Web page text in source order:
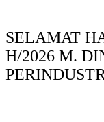
SELAMAT
H/2026 M.